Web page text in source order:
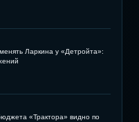
Ларкина у «Детройта»:
«Трактора» видно по